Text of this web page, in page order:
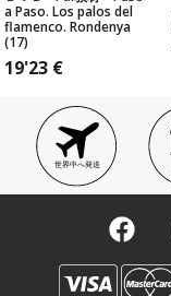
a Paso. Los palos del
flamenco. Rondenya
(17)
19'23 €
世界中へ発送